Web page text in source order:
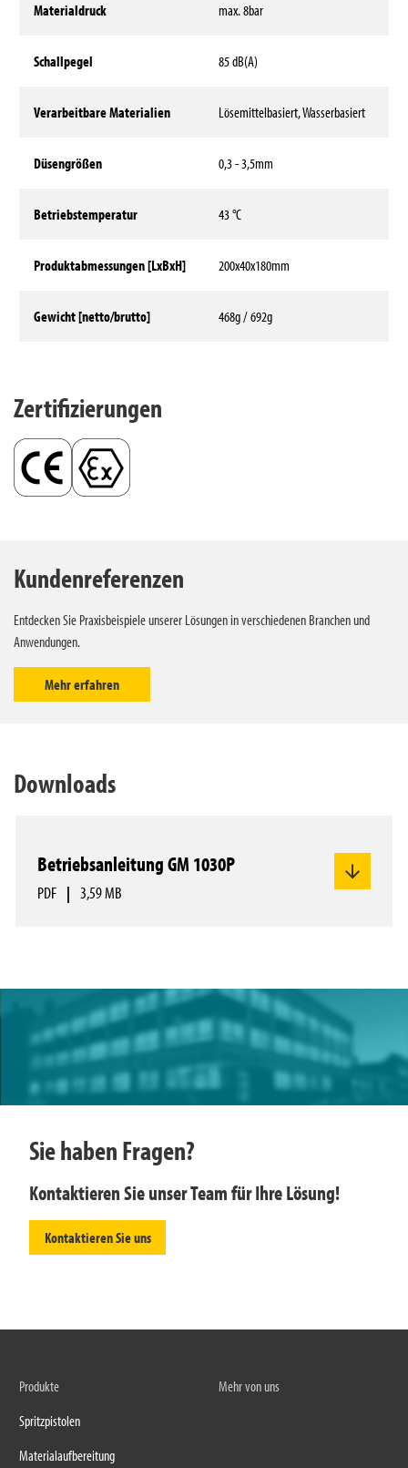
Materialdruck max. 8bar
Schallpegel 85 dB(A)
Verarbeitbare Materialien Lösemittelbasiert, Wasserbasiert
Düsengrößen 0,3 - 3,5mm
Betriebstemperatur 43 °C
Produktabmessungen [LxBxH] 200x40x180mm
Gewicht [netto/brutto] 468g / 692g
Zertifizierungen
Kundenreferenzen
Entdecken Sie Praxisbeispiele unserer Lösungen in verschiedenen Branchen und
Anwendungen.
Mehr erfahren
Downloads
Betriebsanleitung GM 1030P
PDF | 3,59 MB
Sie haben Fragen?
Kontaktieren Sie unser Team für Ihre Lösung!
Kontaktieren Sie uns
Produkte
Spritzpistolen
Materialaufbereitung
Mehr von uns